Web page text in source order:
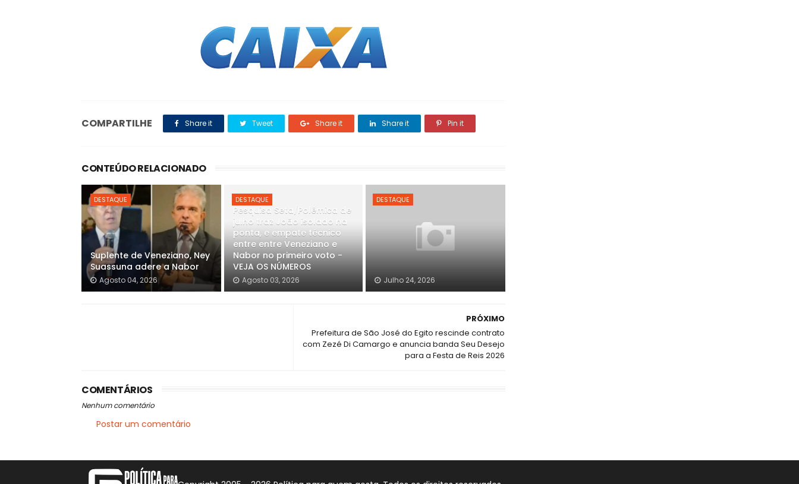
COMPARTILHE Share it Tweet Share it Share it Pin it
CONTEÚDO RELACIONADO
DESTAQUE
Suplente de Veneziano, Ney
Suassuna adere a Nabor
Agosto 04, 2026
DESTAQUE
Pesquisa Seta/Polêmica de
julho traz João isolado na
ponta, e empate técnico
entre entre Veneziano e
Nabor no primeiro voto -
VEJA OS NÚMEROS
Agosto 03, 2026
DESTAQUE
Julho 24, 2026
PRÓXIMO
Prefeitura de São José do Egito rescinde contrato
com Zezé Di Camargo e anuncia banda Seu Desejo
para a Festa de Reis 2026
COMENTÁRIOS
Nenhum comentário
Postar um comentário